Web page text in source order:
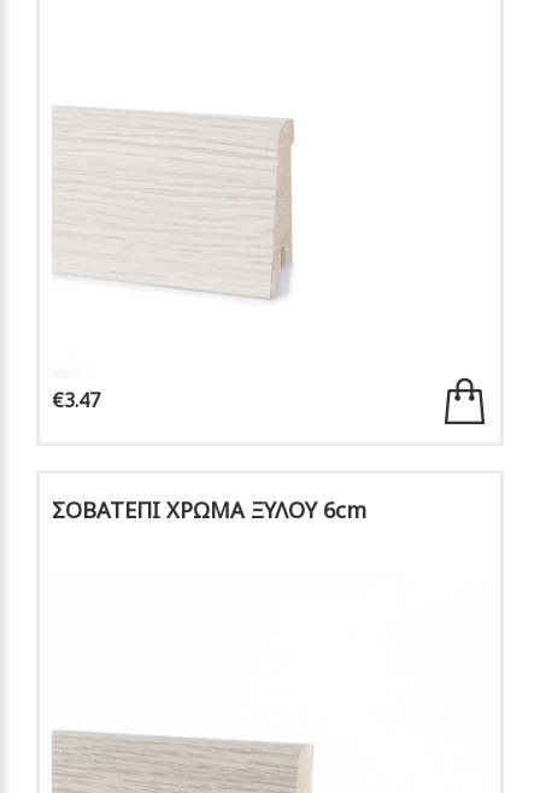
€3.47
ΣΟΒΑΤΕΠΙ ΧΡΩΜΑ ΞΥΛΟΥ 6cm